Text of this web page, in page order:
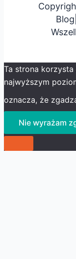
Blog|
Ta strona korzysta
najwyższym
oznacza, że
Nie wyrażam